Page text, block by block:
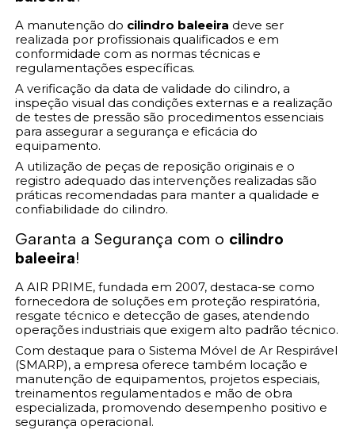
A manutenção do cilindro baleeira deve ser
realizada por profissionais qualificados e em
conformidade com as normas técnicas e
regulamentações específicas.
A verificação da data de validade do cilindro, a
inspeção visual das condições externas e a realização
de testes de pressão são procedimentos essenciais
para assegurar a segurança e eficácia do
equipamento.
A utilização de peças de reposição originais e o
registro adequado das intervenções realizadas são
práticas recomendadas para manter a qualidade e
confiabilidade do cilindro.
Garanta a Segurança com o cilindro
baleeira!
A AIR PRIME, fundada em 2007, destaca-se como
fornecedora de soluções em proteção respiratória,
resgate técnico e detecção de gases, atendendo
operações industriais que exigem alto padrão técnico.
Com destaque para o Sistema Móvel de Ar Respirável
(SMARP), a empresa oferece também locação e
manutenção de equipamentos, projetos especiais,
treinamentos regulamentados e mão de obra
especializada, promovendo desempenho positivo e
segurança operacional.